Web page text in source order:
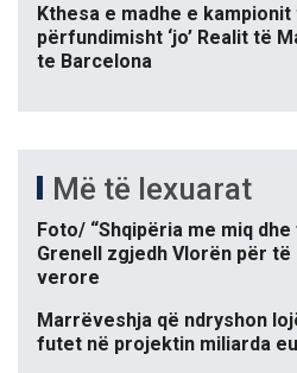
Kthesa e madhe e
përfundimisht ‘jo’ Realit të
te Barcelona
Më të lexuarat
Foto/ “Shqipëria me miq
Grenell zgjedh Vlorën për
verore
Marrëveshja që ndryshon
futet në projektin miliarda